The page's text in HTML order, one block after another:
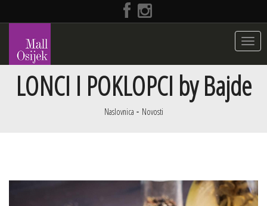
Toggle
LONCI I POKLOPCI by Bajde
Naslovnica Novosti